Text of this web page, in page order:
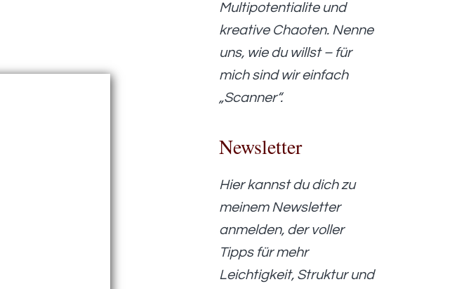
Multipotentialite und
kreative Chaoten. Nenne
uns, wie du willst – für
mich sind wir einfach
„Scanner“.
Newsletter
Hier kannst du dich zu
meinem Newsletter
anmelden, der voller
Tipps für mehr
Leichtigkeit, Struktur und